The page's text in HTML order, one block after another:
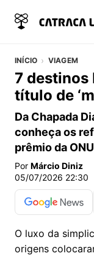
INÍCIO VIAGEM
7
título de
Da Chapada
conheça os
prêmio da ONU
Por Márcio Diniz
05/07/2026 22:30
O luxo da
origens